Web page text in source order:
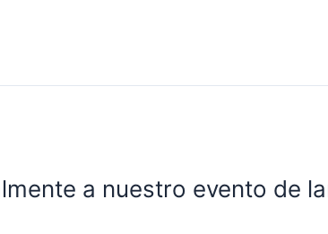
a nuestro evento de